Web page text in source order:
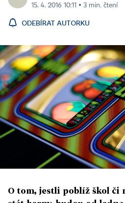
15. 4. 2016 10:11 ▪ 3 min. čtení
ODEBÍRAT AUTORKU
O tom, jestli poblíž škol či